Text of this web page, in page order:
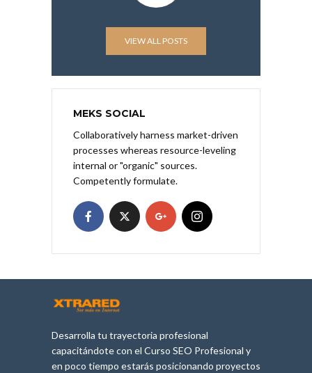
VIEW ALL POSTS
MEKS SOCIAL
Collaboratively harness market-driven
processes whereas resource-leveling
internal or "organic" sources.
Competently formulate.
Desarrolla tu trayectoria profesional
capacitándote con el Curso SEO Profesional y
en poco tiempo estarás posicionando proyectos